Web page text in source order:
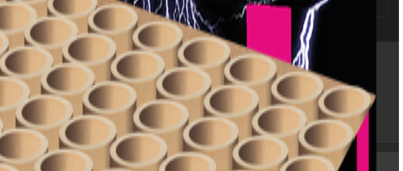
Tilbehør